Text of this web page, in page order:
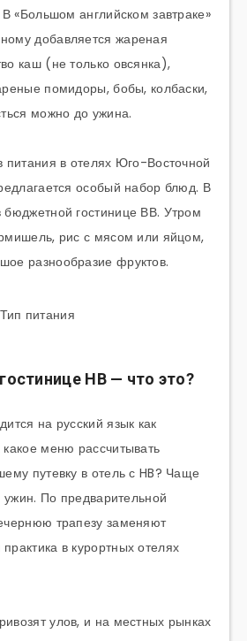
«Большом английском завтраке»
добавляется жареная
каш (не только овсянка),
помидоры, бобы, колбаски,
можно до ужина.
питания в отелях Юго-Восточной
особый набор блюд. В
гостинице ВВ. Утром
рис с мясом или яйцом,
разнообразие фруктов.
НВ — что это?
на русский язык как
меню рассчитывать
путевку в отель с HB? Чаще
ужин. По предварительной
трапезу заменяют
в курортных отелях
улов, и на местных рынках